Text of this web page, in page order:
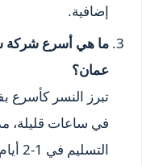
إضافية.
ما هي أسرع شركة
عمان؟
تبرز النسر
في ساعات قليلة،